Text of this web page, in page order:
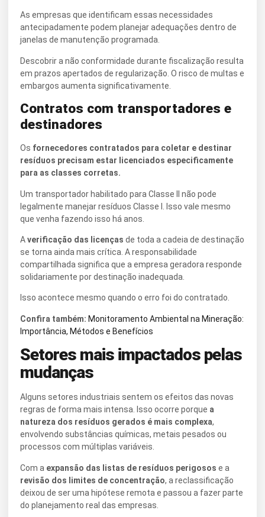
As empresas que identificam essas necessidades
antecipadamente podem planejar adequações dentro de
janelas de manutenção programada.
Descobrir a não conformidade durante fiscalização resulta
em prazos apertados de regularização. O risco de multas e
embargos aumenta significativamente.
Contratos com transportadores e
destinadores
Os fornecedores contratados para coletar e destinar
resíduos precisam estar licenciados especificamente
para as classes corretas.
Um transportador habilitado para Classe II não pode
legalmente manejar resíduos Classe I. Isso vale mesmo
que venha fazendo isso há anos.
Averificação das licenças de toda a cadeia de destinação
se torna ainda mais crítica. A responsabilidade
compartilhada significa que a empresa geradora responde
solidariamente por destinação inadequada.
Isso acontece mesmo quando o erro foi do contratado.
Confira também: Monitoramento Ambiental na Mineração:
Importância, Métodos e Benefícios
Setores mais impactados pelas
mudanças
Alguns setores industriais sentem os efeitos das novas
regras de forma mais intensa. Isso ocorre porque a
natureza dos resíduos gerados é mais complexa,
envolvendo substâncias químicas, metais pesados ou
processos com múltiplas variáveis.
Com a expansão das listas de resíduos perigosos e a
revisão dos limites de concentração, a reclassificação
deixou de ser uma hipótese remota e passou a fazer parte
do planejamento real das empresas.